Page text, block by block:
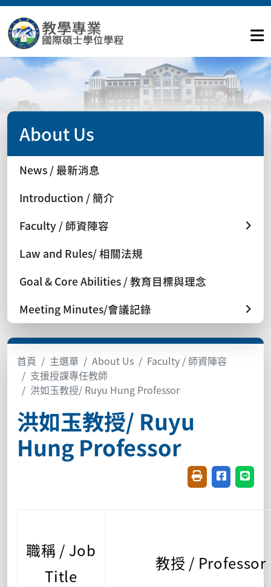
About Us
News / 最新消息
Introduction / 簡介
Faculty / 師資陣容
Law and Rules/ 相關法規
Goal & Core Abilities / 教育目標與理念
Meeting Minutes/會議記錄
首頁 主選單 About Us
Faculty / 師資陣容
支援授課專任教師
洪如玉教授/ Ruyu Hung Professor
洪如玉教授/ Ruyu
Hung Professor
友善列印(開新視
分享至臉書
分享
職稱 / Job
Title
教授 / Professor